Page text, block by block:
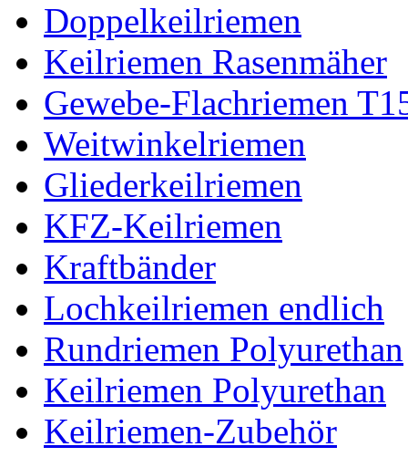
Doppelkeilriemen
Keilriemen Rasenmäher
Gewebe-Flachriemen
Weitwinkelriemen
Gliederkeilriemen
KFZ-Keilriemen
Kraftbänder
Lochkeilriemen endlich
Rundriemen Polyurethan
Keilriemen Polyurethan
Keilriemen-Zubehör